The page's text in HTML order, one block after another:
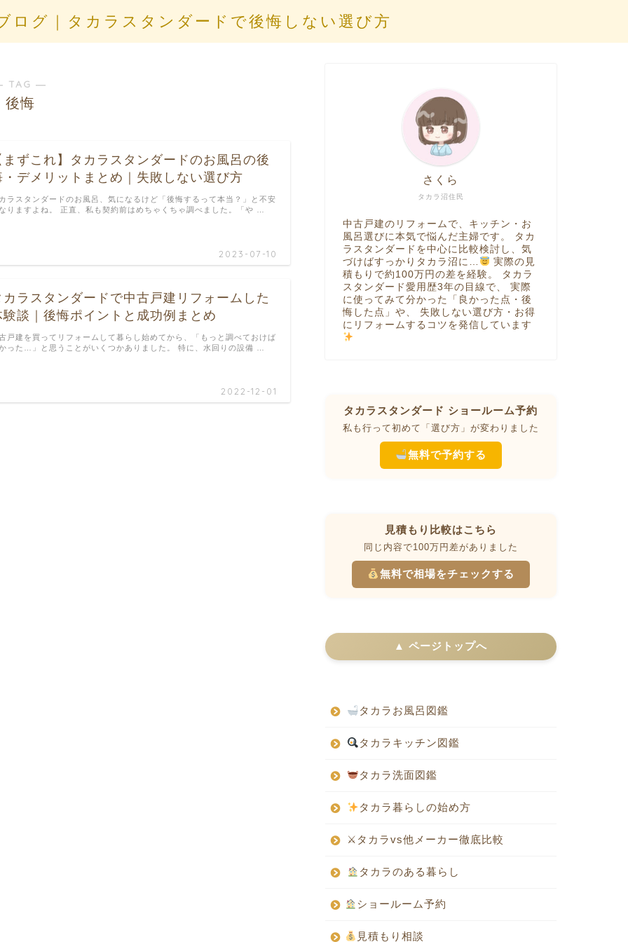
ログ｜タカラスタンダードで後悔しない選び方
TAG ―
後悔
まずこれ】タカラスタンダードのお風呂の後
・デメリットまとめ｜失敗しない選び方
2023-07-10
ラスタンダードのお風呂、気になるけど「後悔するって本当？」と不安
りますよね。 正直、私も契約前はめちゃくちゃ調べました。「や …
カラスタンダードで中古戸建リフォームした
験談｜後悔ポイントと成功例まとめ
2022-12-01
戸建を買ってリフォームして暮らし始めてから、「もっと調べておけば
った…」と思うことがいくつかありました。 特に、水回りの設備 …
タカラ沼住民
さくら
中古戸建のリフォームで、キッチン・お
風呂選びに本気で悩んだ主婦です。 タカ
ラスタンダードを中心に比較検討し、気
づけばすっかりタカラ沼に…
実際の見
積もりで約100万円の差を経験。 タカラ
スタンダード愛用歴3年の目線で、 実際
に使ってみて分かった「良かった点・後
悔した点」や、 失敗しない選び方・お得
にリフォームするコツを発信しています
タカラスタンダード ショールーム予約
私も行って初めて「選び方」が変わりました
無料で予約する
見積もり比較はこちら
同じ内容で100万円差がありました
無料で相場をチェックする
▲ ページトップへ
タカラお風呂図鑑
タカラキッチン図鑑
タカラ洗面図鑑
タカラ暮らしの始め方
⚔タカラvs他メーカー徹底比較
タカラのある暮らし
ショールーム予約
見積もり相談